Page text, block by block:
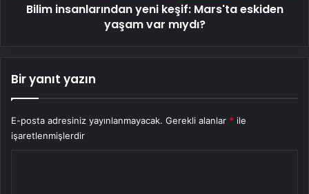
Bilim insanlarından yeni keşif: Mars'ta eskiden
yaşam var mıydı?
Bir yanıt yazın
E-posta adresiniz yayınlanmayacak. Gerekli alanlar * ile
işaretlenmişlerdir